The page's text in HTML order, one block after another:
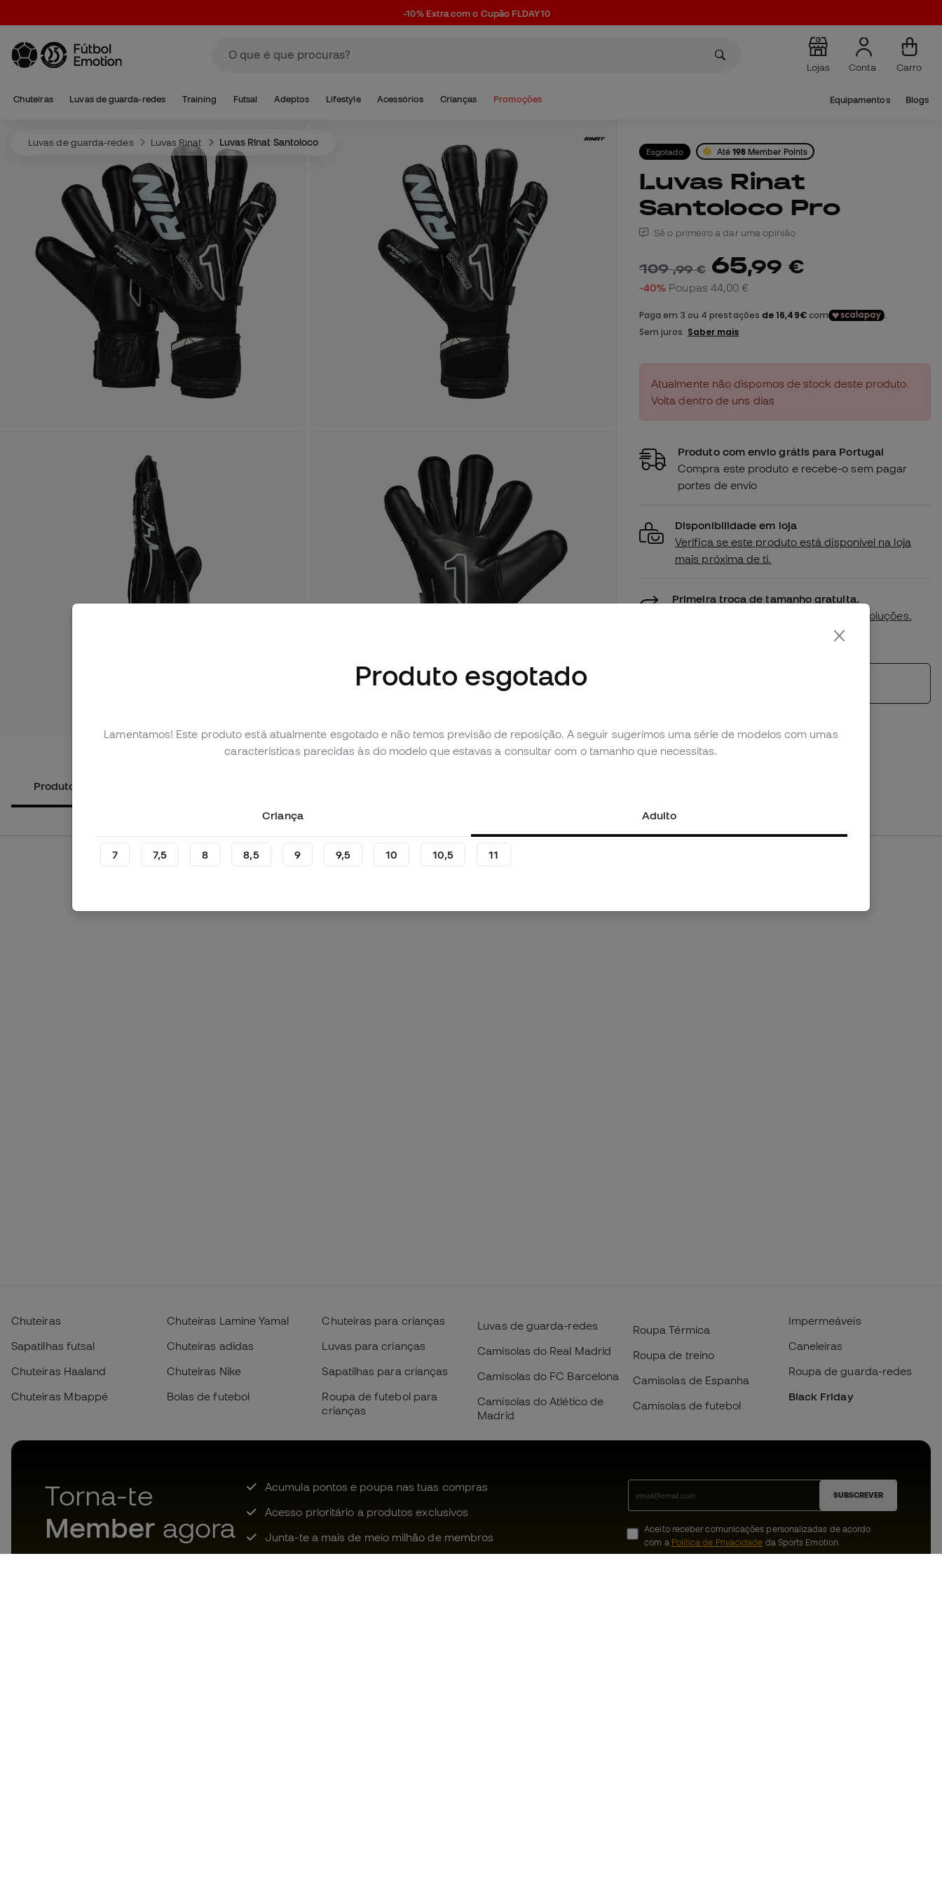
-10% Extra com o Cupão FLDAY10
Lojas Conta Carro
Chuteiras Luvas de guarda-redes Training Futsal Adeptos Lifestyle Acessórios Crianças Promoções Equipamentos Blogs
Luvas de guarda-redes Luvas Rinat Luvas Rinat Santoloco
Ver mais imagens (1)
Produtos alternativos
Esgotado Até 198 Member Points
Luvas Rinat
Santoloco Pro
Sê o primeiro a dar uma opinião
109,99 € 65,99 €
-40% Poupas 44,00 €
Atualmente não dispomos de stock deste produto.
Volta dentro de uns dias
Produto com envio grátis para Portugal
Compra este produto e recebe-o sem pagar
portes de envio
Disponibilidade em loja
Verifica se este produto está disponível na loja
mais próxima de ti.
Primeira troca de tamanho gratuita.
política de devoluções.
*Não aplicável a productos personalizados.
Chuteiras
Sapatilhas futsal
Chuteiras Haaland
Chuteiras Mbappé
Chuteiras Lamine Yamal
Chuteiras adidas
Chuteiras Nike
Bolas de futebol
Chuteiras para crianças
Luvas para crianças
Sapatilhas para crianças
Roupa de futebol para
crianças
Luvas de guarda-redes
Camisolas do Real Madrid
Camisolas do FC Barcelona
Camisolas do Atlético de
Madrid
Roupa Térmica
Roupa de treino
Camisolas de Espanha
Camisolas de futebol
Impermeáveis
Caneleiras
Roupa de guarda-redes
Black Friday
Torna-te
Member agora
Acumula pontos e poupa nas tuas compras
Acesso prioritário a produtos exclusivos
Junta-te a mais de meio milhão de membros
SUBSCREVER
Aceito receber comunicações personalizadas de acordo
com a Política de Privacidade da Sports Emotion.
Produto esgotado
Lamentamos! Este produto está atualmente esgotado e não temos previsão de reposição. A seguir sugerimos uma série de modelos com umas
características parecidas às do modelo que estavas a consultar com o tamanho que necessitas.
Criança Adulto
7 7,5 8 8,5 9 9,5 10 10,5 11